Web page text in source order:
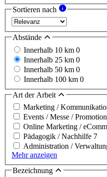
Sortieren nach
Abstände
Innerhalb 10 km 0
Innerhalb 25 km 0
Innerhalb 50 km 0
Innerhalb 100 km 0
Art der Arbeit
Marketing /
Events / Messe /
Online Marketing /
Pädagogik / Nachhilfe 7
Administration /
Mehr anzeigen
Bezeichnung